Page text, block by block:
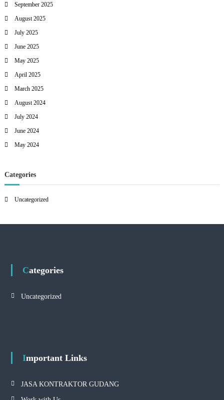
September 2025
August 2025
July 2025
June 2025
May 2025
April 2025
March 2025
August 2024
July 2024
June 2024
May 2024
Categories
Uncategorized
Categories
Uncategorized
Important Links
JASA KONTRAKTOR GUDANG